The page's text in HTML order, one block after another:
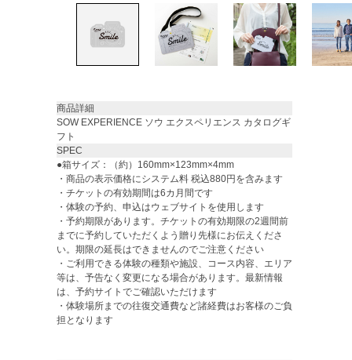
商品詳細
SOW EXPERIENCE ソウ エクスペリエンス カタログギ
フト
SPEC
●箱サイズ：（約）160mm×123mm×4mm
・商品の表示価格にシステム料 税込880円を含みます
・チケットの有効期間は6カ月間です
・体験の予約、申込はウェブサイトを使用します
・予約期限があります。チケットの有効期限の2週間前
までに予約していただくよう贈り先様にお伝えくださ
い。期限の延長はできませんのでご注意ください
・ご利用できる体験の種類や施設、コース内容、エリア
等は、予告なく変更になる場合があります。最新情報
は、予約サイトでご確認いただけます
・体験場所までの往復交通費など諸経費はお客様のご負
担となります